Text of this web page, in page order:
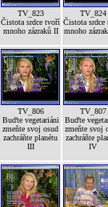
TV_823
Čistota srdce tvoří
mnoho zázraků II
TV_824
Čistota srdce
mnoho
TV_806
Buďte vegetariáni
zmeňte svoj osud
zachráňte planétu
III
TV_807
Buďte
zmeňte svoj
zachráňte
IV